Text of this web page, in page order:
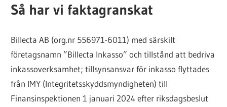
Så har vi faktagranskat
Billecta AB (org.nr 556971-6011) med särskilt
företagsnamn ”Billecta Inkasso” och tillstånd att bedriva
inkassoverksamhet; tillsynsansvar för inkasso flyttades
från IMY (Integritetsskyddsmyndigheten) till
Finansinspektionen 1 januari 2024 efter riksdagsbeslut